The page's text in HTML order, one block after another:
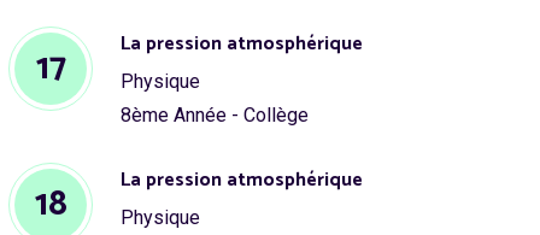
17 La pression atmosphérique
Physique
8ème Année - Collège
18 La pression atmosphérique
Physique